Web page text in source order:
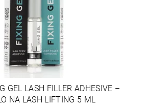
GEL LASH FILLER ADHESIVE –
NA LASH LIFTING 5 ML